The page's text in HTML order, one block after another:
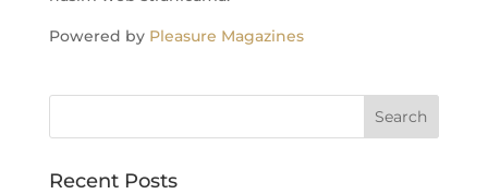
Powered by Pleasure Magazines
Recent Posts